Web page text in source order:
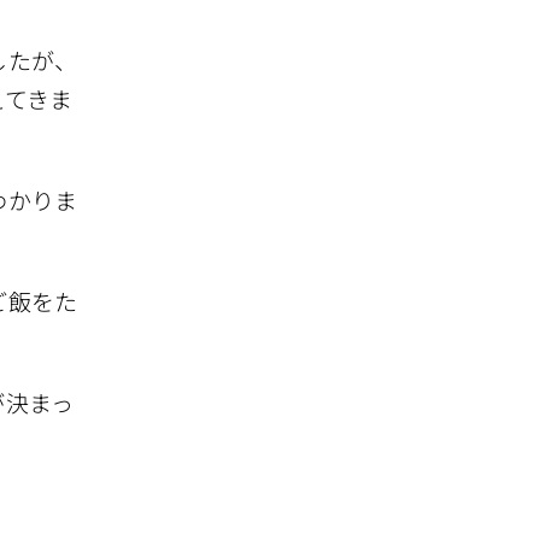
が、
きま
りま
をた
まっ